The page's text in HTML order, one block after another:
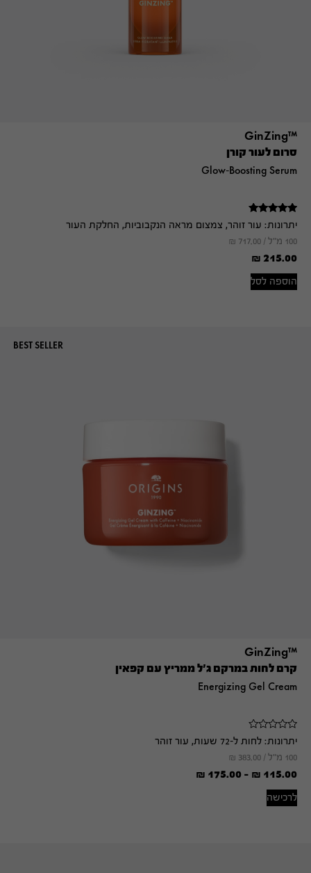
™GinZing
סרום לעור קורן
Glow-Boosting Serum
דורג
5.00
מתוך 5
יתרונות: עור זוהר, צמצום מראה הנקבוביות, החלקת העור
100 מ"ל / ₪ 717.00
₪ 215.00
הוספה לסל
BEST SELLER
™GinZing
קרם לחות במרקם ג'ל ממריץ עם קפאין
Energizing Gel Cream
יתרונות: לחות ל-72 שעות, עור זוהר
100 מ"ל / ₪ 383.00
₪ 115.00
-
₪ 175.00
לרכישה